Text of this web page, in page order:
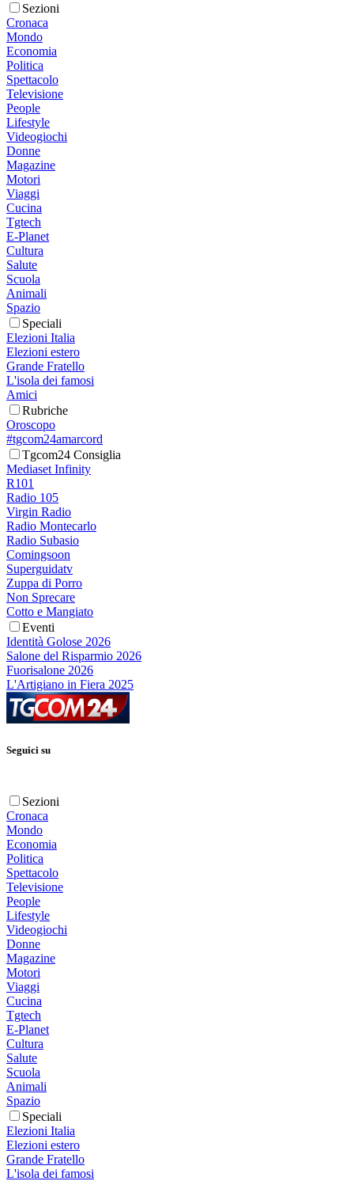
Sezioni
Cronaca
Mondo
Economia
Politica
Spettacolo
Televisione
People
Lifestyle
Videogiochi
Donne
Magazine
Motori
Viaggi
Cucina
Tgtech
E-Planet
Cultura
Salute
Scuola
Animali
Spazio
Speciali
Elezioni Italia
Elezioni estero
Grande Fratello
L'isola dei famosi
Amici
Rubriche
Oroscopo
#tgcom24amarcord
Tgcom24 Consiglia
Mediaset Infinity
R101
Radio 105
Virgin Radio
Radio Montecarlo
Radio Subasio
Comingsoon
Superguidatv
Zuppa di Porro
Non Sprecare
Cotto e Mangiato
Eventi
Identità Golose 2026
Salone del Risparmio 2026
Fuorisalone 2026
L'Artigiano in Fiera 2025
Seguici su
Sezioni
Cronaca
Mondo
Economia
Politica
Spettacolo
Televisione
People
Lifestyle
Videogiochi
Donne
Magazine
Motori
Viaggi
Cucina
Tgtech
E-Planet
Cultura
Salute
Scuola
Animali
Spazio
Speciali
Elezioni Italia
Elezioni estero
Grande Fratello
L'isola dei famosi